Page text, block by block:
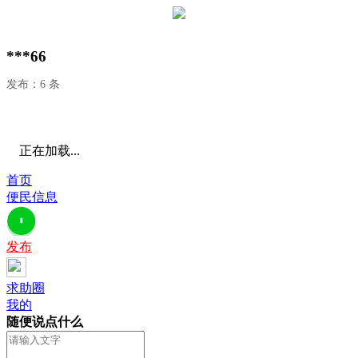
***66
发布：6 条
正在加载...
首页
便民信息
发布
求助圈
我的
随便说点什么